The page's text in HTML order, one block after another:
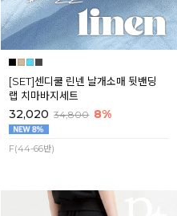
[SET]센디쿨 린넨 날개소매 뒷밴딩
랩 치마바지세트
32,020 34,800 8%
F(44-66반)